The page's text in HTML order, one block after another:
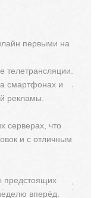
первыми на
смартфонах и
рекламы.
серверах, что
и с отличным
предстоящих
вперёд.